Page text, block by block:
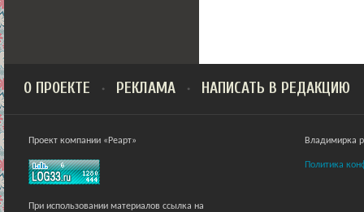
О ПРОЕКТЕ РЕКЛАМА НАПИСАТЬ В РЕДАКЦИЮ
Проект компании «Реарт»
При использовании материалов ссылка на
Владимирка
Политика